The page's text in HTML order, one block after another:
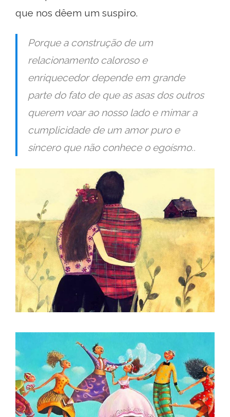
que nos dêem um suspiro.
Porque a construção de um
relacionamento caloroso e
enriquecedor depende em grande
parte do fato de que as asas dos outros
querem voar ao nosso lado e mimar a
cumplicidade de um amor puro e
sincero que não conhece o egoísmo..